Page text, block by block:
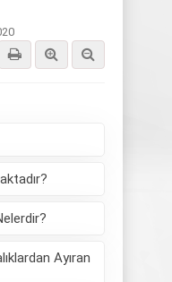
Ayıran